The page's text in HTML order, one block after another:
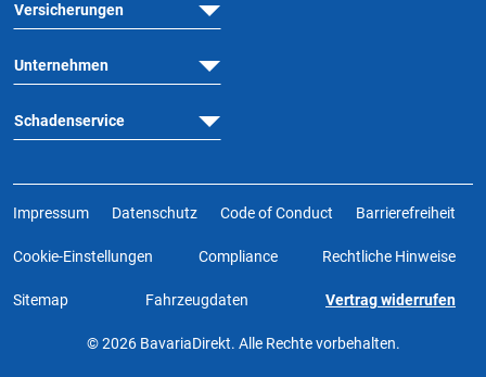
Versicherungen
Unternehmen
Schadenservice
Impressum Datenschutz Code of Conduct Barrierefreiheit
Cookie-Einstellungen Compliance Rechtliche Hinweise
Sitemap Fahrzeugdaten Vertrag widerrufen
© 2026 BavariaDirekt. Alle Rechte vorbehalten.